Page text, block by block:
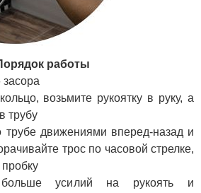
работы
возьмите рукоятку в руку, а
трубу
трубе движениями вперед-назад и
трос по часовой стрелке,
усилий на рукоять и